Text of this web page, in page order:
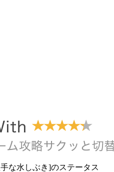
な水しぶき]のステータス